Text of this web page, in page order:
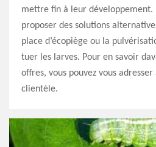
mettre fin à leur développement.
proposer des solutions
place d’écopiège ou la
tuer les larves. Pour en savoir
offres, vous pouvez vous adresser
clientèle.